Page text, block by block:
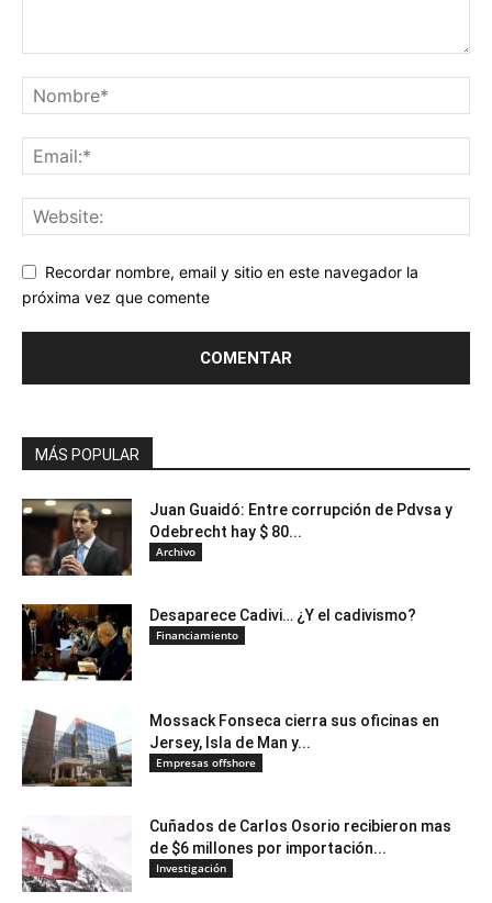
Recordar nombre, email y sitio en este navegador la
próxima vez que comente
MÁS POPULAR
Juan Guaidó: Entre corrupción de Pdvsa y
Odebrecht hay $ 80...
Archivo
Desaparece Cadivi… ¿Y el cadivismo?
Financiamiento
Mossack Fonseca cierra sus oficinas en
Jersey, Isla de Man y...
Empresas offshore
Cuñados de Carlos Osorio recibieron mas
de $6 millones por importación...
Investigación